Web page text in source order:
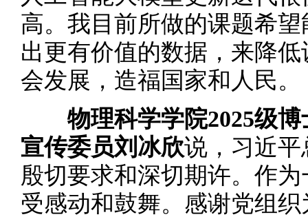
高。我目前所做的课题希
出更有价值的数据，来降
会发展，造福国家和人民。
物理科学学院2025级
宣传委员刘冰欣说，习近
殷切要求和深切期许。作
受感动和鼓舞。感谢党组